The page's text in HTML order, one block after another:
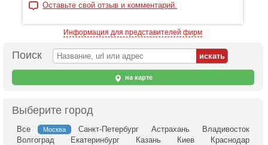
Оставьте свой отзыв и комментарий.
Информация для представителей фирм
Поиск
на карте
Выберите город
Все Москва Санкт-Петербург Астрахань
Владивосток
Волгоград
Екатеринбург Казань Киев
Краснодар